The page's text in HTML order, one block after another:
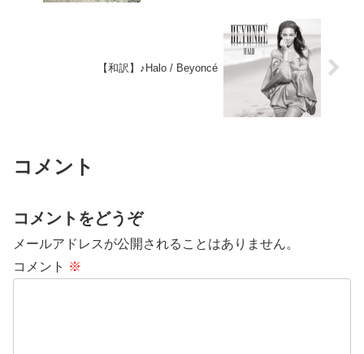
【和訳】♪Halo / Beyoncé
コメント
コメントをどうぞ
メールアドレスが公開されることはありません。
コメント ※